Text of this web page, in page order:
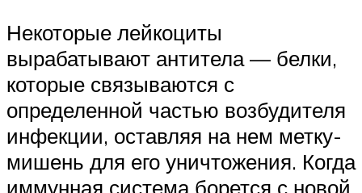
Некоторые лейкоциты
вырабатывают антитела — белки,
которые связываются с
определенной частью возбудителя
инфекции, оставляя на нем метку-
мишень для его уничтожения. Когда
иммунная система борется с новой